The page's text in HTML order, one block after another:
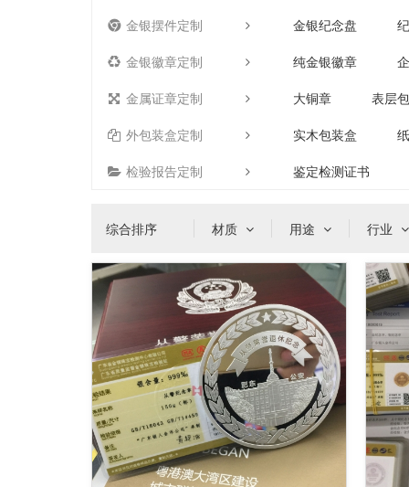
金银摆件定制
金银纪念盘
金银徽章定制
纯金银徽章
金属证章定制
大铜章
表层
外包装盒定制
实木包装盒
检验报告定制
鉴定检测证书
综合排序 材质 用途 行业